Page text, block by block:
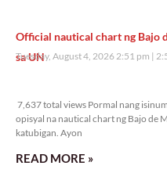
Official nautical chart ng Bajo
sa UN
Tuesday, August 4, 2026 2:51 pm
7,637 total views Pormal nang
opisyal na nautical chart ng Bajo de
katubigan. Ayon
READ MORE »